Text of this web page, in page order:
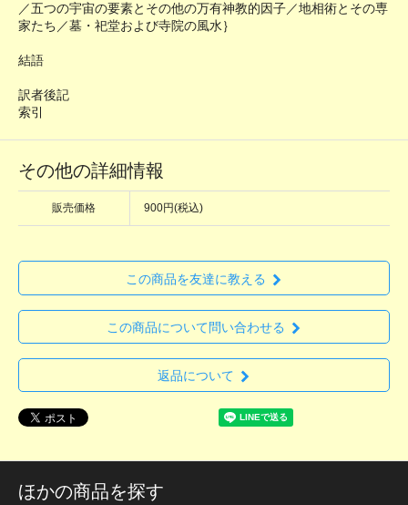
／五つの宇宙の要素とその他の万有神教的因子／地相術とその専
家たち／墓・祀堂および寺院の風水｝
結語
訳者後記
索引
その他の詳細情報
販売価格 900円(税込)
この商品を友達に教える
この商品について問い合わせる
返品について
ほかの商品を探す